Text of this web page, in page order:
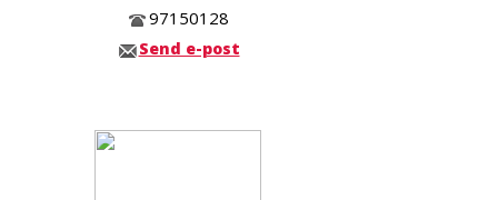
97150128
Send e-post